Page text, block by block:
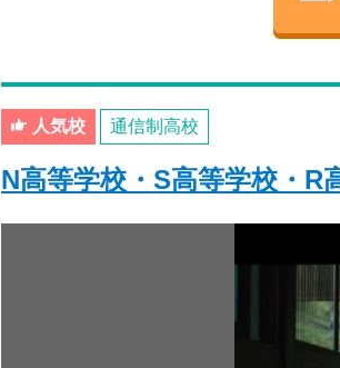
人気校 通信制高校
N高等学校・S高等学校・R